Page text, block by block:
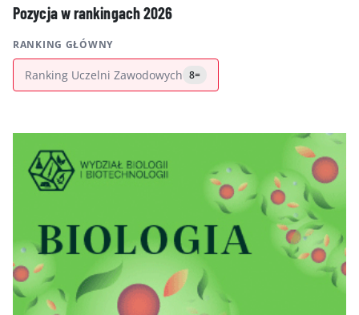
Pozycja w rankingach 2026
RANKING GŁÓWNY
Ranking Uczelni Zawodowych 8=